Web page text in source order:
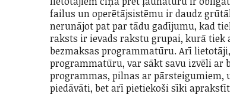
failus un operētājsistēmu ir daudz
nerunājot pat par tādu gadījumu, kad
raksts ir ievads rakstu grupai, kurā
bezmaksas programmatūru. Arī
programmatūru, var sākt savu izvēli ar
programmas, pilnas ar pārsteigumiem,
piedāvāti, bet arī pietiekoši sīki